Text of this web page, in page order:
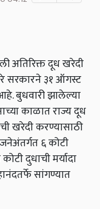
अतिरिक्त दूध खरेदी
सरकारने ३१ ऑगस्ट
बुधवारी झालेल्या
काळात राज्य दूध
खरेदी करण्यासाठी
६ कोटी
दुधाची मर्यादा
सांगण्यात